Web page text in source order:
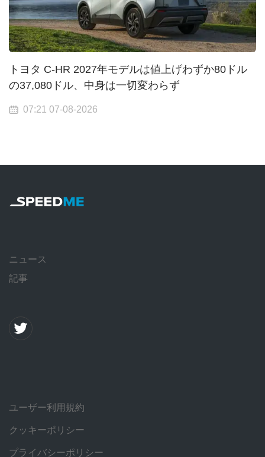
トヨタ C-HR 2027年モデルは値上げわずか80ドル
の37,080ドル、中身は一切変わらず
07:21 07-08-2026
ニュース
記事
ユーザー利用規約
クッキーポリシー
プライバシーポリシー